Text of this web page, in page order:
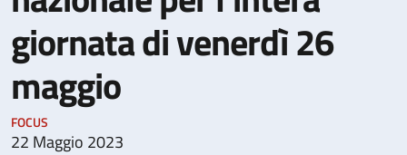
giornata di venerdì 26
maggio
FOCUS
22 Maggio 2023